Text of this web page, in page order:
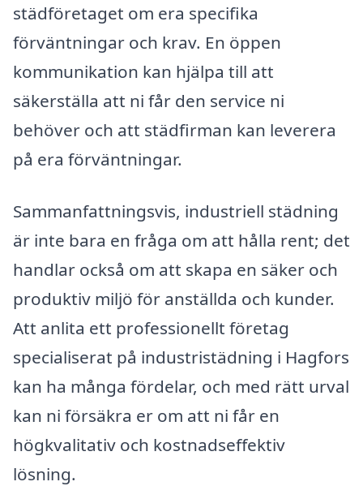
städföretaget om era specifika
förväntningar och krav. En öppen
kommunikation kan hjälpa till att
säkerställa att ni får den service ni
behöver och att städfirman kan leverera
på era förväntningar.
Sammanfattningsvis, industriell städning
är inte bara en fråga om att hålla rent; det
handlar också om att skapa en säker och
produktiv miljö för anställda och kunder.
Att anlita ett professionellt företag
specialiserat på industristädning i Hagfors
kan ha många fördelar, och med rätt urval
kan ni försäkra er om att ni får en
högkvalitativ och kostnadseffektiv
lösning.